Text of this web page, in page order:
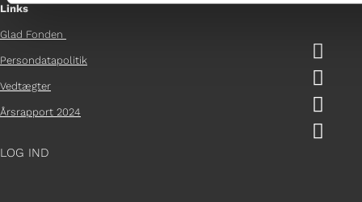
Links
Glad Fonden
Persondatapolitik
Vedtægter
Årsrapport 2024
LOG IND



